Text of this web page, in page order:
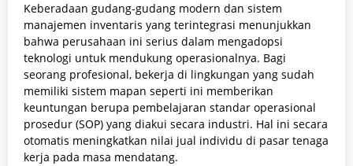
Keberadaan gudang-gudang modern dan sistem
manajemen inventaris yang terintegrasi menunjukkan
bahwa perusahaan ini serius dalam mengadopsi
teknologi untuk mendukung operasionalnya. Bagi
seorang profesional, bekerja di lingkungan yang sudah
memiliki sistem mapan seperti ini memberikan
keuntungan berupa pembelajaran standar operasional
prosedur (SOP) yang diakui secara industri. Hal ini secara
otomatis meningkatkan nilai jual individu di pasar tenaga
kerja pada masa mendatang.